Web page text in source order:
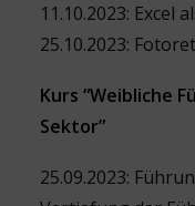
11.10.2023: Excel
25.10.2023:
Kurs “Weibliche
Sektor”
25.09.2023: